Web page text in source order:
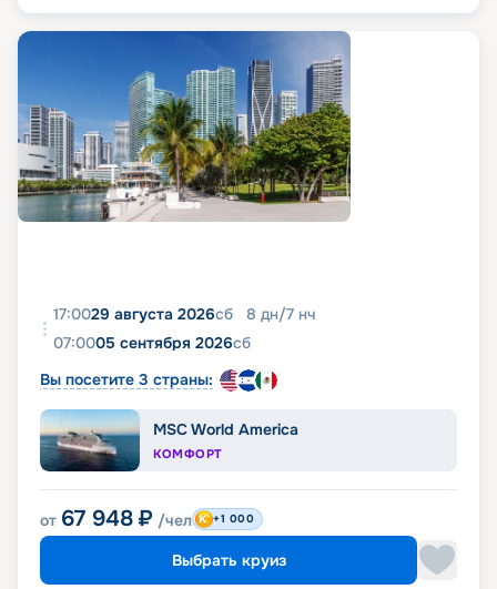
17:0029 августа 2026сб 8 дн/7 нч
07:0005 сентября 2026сб
Вы посетите 3 страны:
MSC World America
КОМФОРТ
от 67 948 ₽ /чел +1 000
Выбрать круиз